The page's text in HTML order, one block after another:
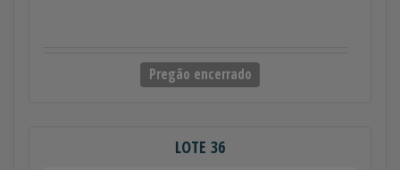
Pregão encerrado
LOTE 36